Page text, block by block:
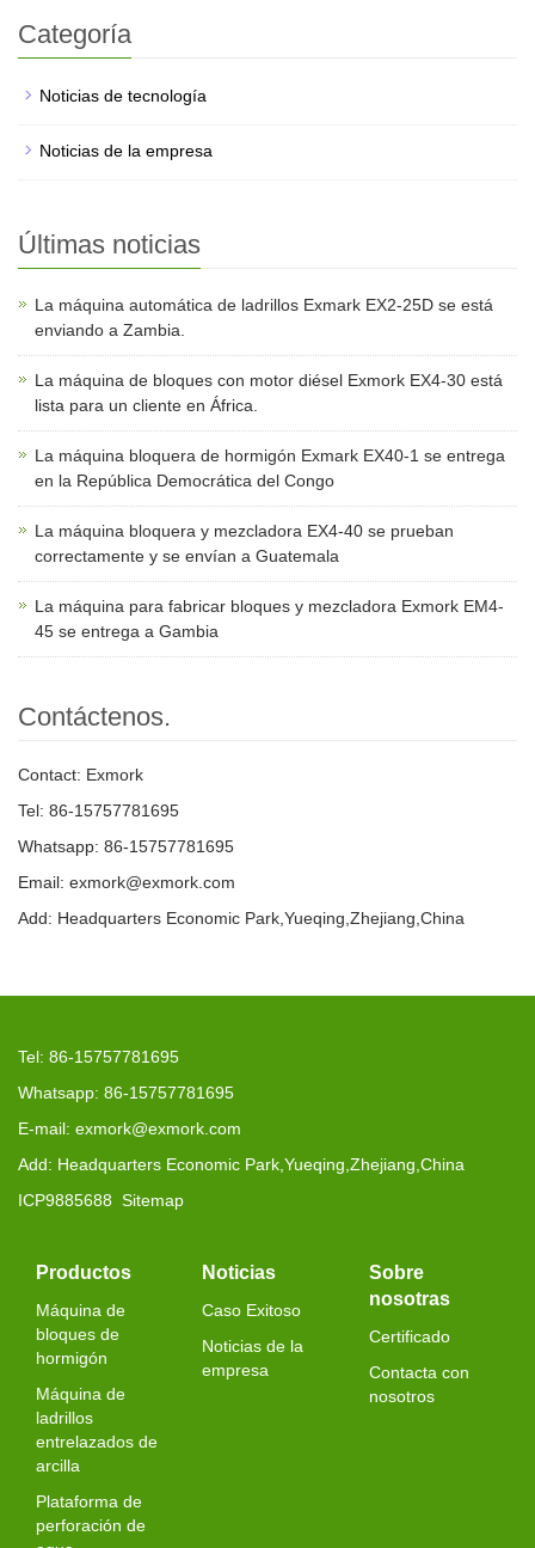
Categoría
Noticias de tecnología
Noticias de la empresa
Últimas noticias
La máquina automática de ladrillos Exmark EX2-25D se está
enviando a Zambia.
La máquina de bloques con motor diésel Exmork EX4-30 está
lista para un cliente en África.
La máquina bloquera de hormigón Exmark EX40-1 se entrega
en la República Democrática del Congo
La máquina bloquera y mezcladora EX4-40 se prueban
correctamente y se envían a Guatemala
La máquina para fabricar bloques y mezcladora Exmork EM4-
45 se entrega a Gambia
Contáctenos.
Contact: Exmork
Tel: 86-15757781695
Whatsapp: 86-15757781695
Email: exmork@exmork.com
Add: Headquarters Economic Park,Yueqing,Zhejiang,China
Tel: 86-15757781695
Whatsapp: 86-15757781695
E-mail: exmork@exmork.com
Add: Headquarters Economic Park,Yueqing,Zhejiang,China
ICP9885688 Sitemap
Productos
Máquina de
bloques de
hormigón
Máquina de
ladrillos
entrelazados de
arcilla
Plataforma de
perforación de
Noticias
Caso Exitoso
Noticias de la
empresa
Sobre
nosotras
Certificado
Contacta con
nosotros